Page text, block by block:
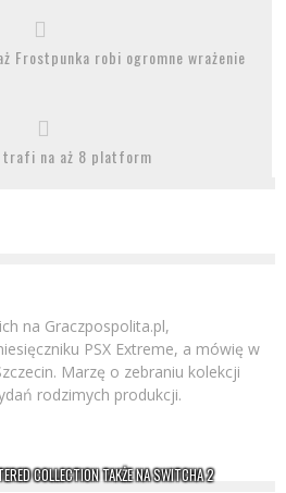
Frostpunka robi ogromne wrażenie
trafi na aż 8 platform
na Graczpospolita.pl,
PSX Extreme, a mówię w
Marzę o zebraniu kolekcji
rodzimych produkcji.
COLLECTION TAKŻE NA SWITCHA 2